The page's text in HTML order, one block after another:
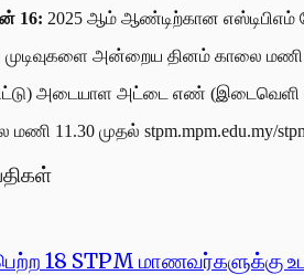
16: 2025 ஆம் ஆண்டிற்கான எஸ்டிபிஎம்
அன்றைய தினம் காலை மணி
அடையாள அட்டை எண் (இடைவெளி
11.30 முதல் stpm.mpm.edu.my/
பெற்ற 18 STPM மாணவர்களுக்கு